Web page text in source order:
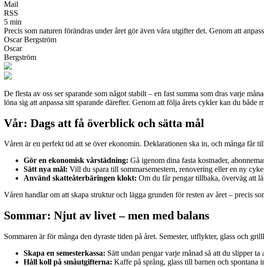
Mail
RSS
5 min
Precis som naturen förändras under året gör även våra utgifter det. Genom att
Oscar Bergström
Oscar
Bergström
De flesta av oss ser sparande som något stabilt – en fast summa som dras varje
löna sig att anpassa sitt sparande därefter. Genom att följa årets cykler kan du både
Vår: Dags att få överblick och sätta mål
Våren är en perfekt tid att se över ekonomin. Deklarationen ska in, och många får
Gör en ekonomisk vårstädning: Gå igenom dina fasta kostnader,
Sätt nya mål: Vill du spara till sommarsemestern, renovering eller en ny
Använd skatteåterbäringen klokt: Om du får pengar tillbaka, överväg att
Våren handlar om att skapa struktur och lägga grunden för resten av året – precis
Sommar: Njut av livet – men med balans
Sommaren är för många den dyraste tiden på året. Semester, utflykter, glass och
Skapa en semesterkassa: Sätt undan pengar varje månad så att du slipper
Håll koll på småutgifterna: Kaffe på språng, glass till barnen och spontana